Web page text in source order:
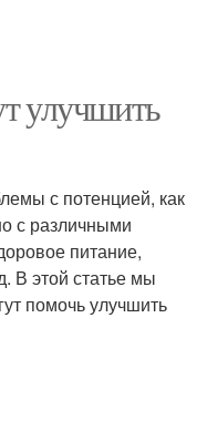
улучшить
с потенцией, как
с различными
питание,
В этой статье мы
помочь улучшить